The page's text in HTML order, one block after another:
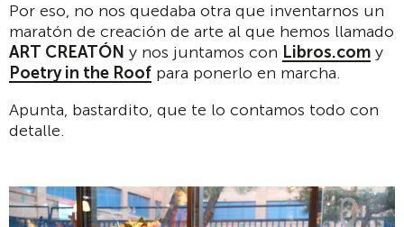
Por eso, no nos quedaba otra que inventarnos un
maratón de creación de arte al que hemos llamado
ART CREATÓN y nos juntamos con Libros.com y
Poetry in the Roof para ponerlo en marcha.
Apunta, bastardito, que te lo contamos todo con
detalle.